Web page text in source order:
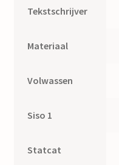
Tekstschrijver
Materiaal
Volwassen
Siso 1
Statcat